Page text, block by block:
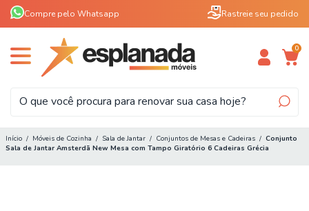
Compre pelo Whatsapp Rastreie seu pedido
0
Início / Móveis de Cozinha / Sala de Jantar / Conjuntos de Mesas e Cadeiras / Conjunto
Sala de Jantar Amsterdã New Mesa com Tampo Giratório 6 Cadeiras Grécia